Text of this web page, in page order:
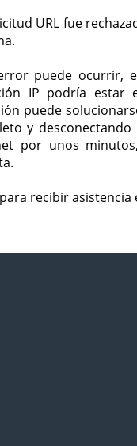
URL fue
puede ocurrir,
IP podría estar
puede
y
por unos
recibir asistencia